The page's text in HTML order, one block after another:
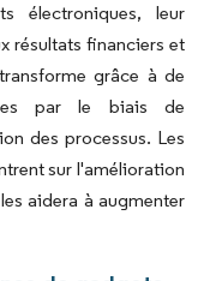
électroniques, leur
résultats financiers et
grâce à de
par le biais de
des processus. Les
sur l'amélioration
aidera à augmenter